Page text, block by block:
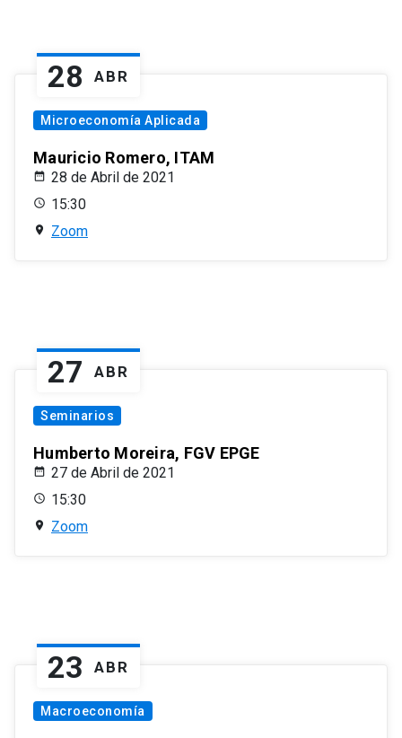
28 ABR
Microeconomía Aplicada
Mauricio Romero, ITAM
28 de Abril de 2021
15:30
Zoom
27 ABR
Seminarios
Humberto Moreira, FGV EPGE
27 de Abril de 2021
15:30
Zoom
23 ABR
Macroeconomía